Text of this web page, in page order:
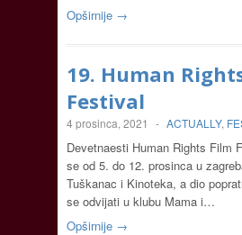
Opširnije →
19. Human
Festival
4 prosinca, 2021 - ACTUALLY,
Devetnaesti Human Rights Film
se od 5. do 12. prosinca u
Tuškanac i Kinoteka, a dio
se odvijati u klubu Mama i…
Opširnije →